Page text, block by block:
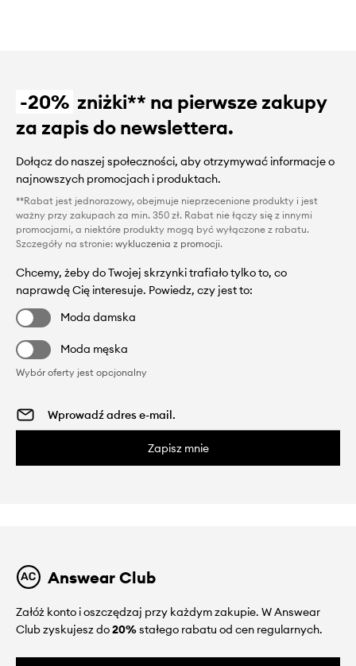
-20% zniżki** na pierwsze zakupy
za zapis do newslettera.
Dołącz do naszej społeczności, aby otrzymywać informacje o
najnowszych promocjach i produktach.
**Rabat jest jednorazowy, obejmuje nieprzecenione produkty i jest
ważny przy zakupach za min. 350 zł. Rabat nie łączy się z innymi
promocjami, a niektóre produkty mogą być wyłączone z rabatu.
Szczegóły na stronie: wykluczenia z promocji.
Chcemy, żeby do Twojej skrzynki trafiało tylko to, co
naprawdę Cię interesuje. Powiedz, czy jest to:
Moda damska
Moda męska
Wybór oferty jest opcjonalny
Zapisz mnie
Answear Club
Załóż konto i oszczędzaj przy każdym zakupie. W Answear
Club zyskujesz do20%stałego rabatu od cen regularnych.